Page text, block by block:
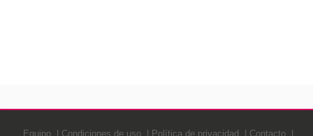
Equipo Condiciones de uso Política de privacidad Contacto